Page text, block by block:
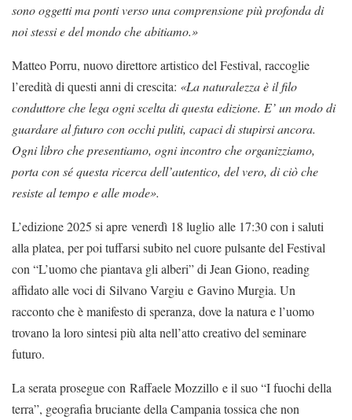
sono oggetti ma ponti verso una comprensione più profonda di
noi stessi e del mondo che abitiamo.»
Matteo Porru, nuovo direttore artistico del Festival, raccoglie
l’eredità di questi anni di crescita: «La naturalezza è il filo
conduttore che lega ogni scelta di questa edizione. E’ un modo di
guardare al futuro con occhi puliti, capaci di stupirsi ancora.
Ogni libro che presentiamo, ogni incontro che organizziamo,
porta con sé questa ricerca dell’autentico, del vero, di ciò che
resiste al tempo e alle mode».
L’edizione 2025 si apre venerdì 18 luglio alle 17:30 con i saluti
alla platea, per poi tuffarsi subito nel cuore pulsante del Festival
con “L’uomo che piantava gli alberi” di Jean Giono, reading
affidato alle voci di Silvano Vargiu e Gavino Murgia. Un
racconto che è manifesto di speranza, dove la natura e l’uomo
trovano la loro sintesi più alta nell’atto creativo del seminare
futuro.
La serata prosegue con Raffaele Mozzillo e il suo “I fuochi della
terra”, geografia bruciante della Campania tossica che non